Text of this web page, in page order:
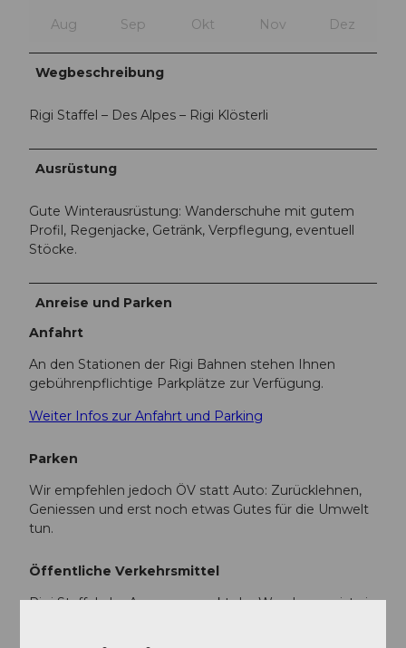
Aug Sep Okt Nov Dez
Wegbeschreibung
Rigi Staffel – Des Alpes – Rigi Klösterli
Ausrüstung
Gute Winterausrüstung: Wanderschuhe mit gutem
Profil, Regenjacke, Getränk, Verpflegung, eventuell
Stöcke.
Anreise und Parken
Anfahrt
An den Stationen der Rigi Bahnen stehen Ihnen
gebührenpflichtige Parkplätze zur Verfügung.
Weiter Infos zur Anfahrt und Parking
Parken
Wir empfehlen jedoch ÖV statt Auto: Zurücklehnen,
Geniessen und erst noch etwas Gutes für die Umwelt
tun.
Öffentliche Verkehrsmittel
Rigi Staffel, der Ausgangspunkt der Wanderung, ist via